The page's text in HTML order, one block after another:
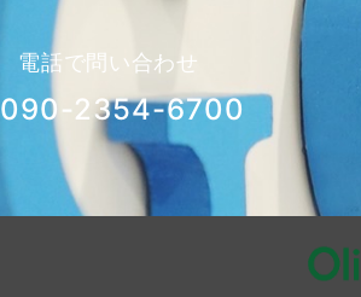
電話で問い合わせ
090-2354-6700